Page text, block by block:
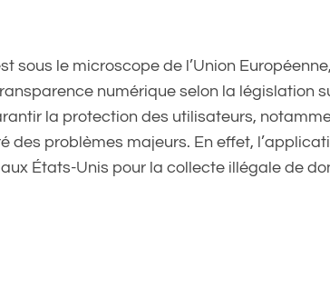
sous le microscope de l’Union
numérique selon la législation
la protection des utilisateurs,
des problèmes majeurs. En effet,
États-Unis pour la collecte illégale de